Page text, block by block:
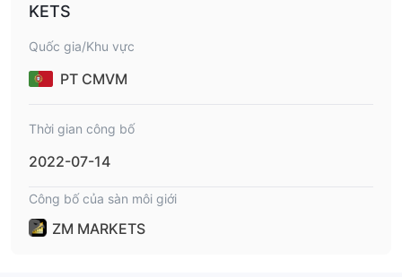
KETS
Quốc gia/Khu vực
PT CMVM
Thời gian công bố
2022-07-14
Công bố của sàn môi giới
ZM MARKETS